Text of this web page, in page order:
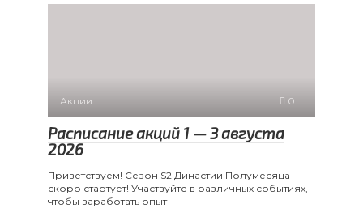
Акции 0
Расписание акций 1 — 3 августа
2026
Приветствуем! Сезон S2 Династии Полумесяца
скоро стартует! Участвуйте в различных событиях,
чтобы заработать опыт